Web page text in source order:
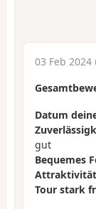
03 Feb 2024
Datum
gut
Bequemes
Tour stark